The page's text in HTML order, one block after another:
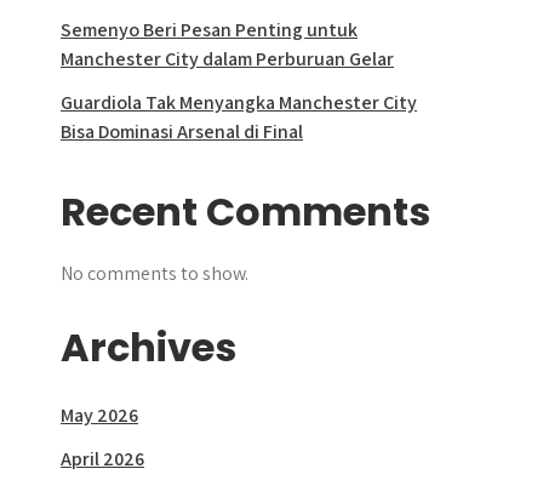
Semenyo Beri Pesan Penting untuk
Manchester City dalam Perburuan Gelar
Guardiola Tak Menyangka Manchester City
Bisa Dominasi Arsenal di Final
Recent Comments
No comments to show.
Archives
May 2026
April 2026